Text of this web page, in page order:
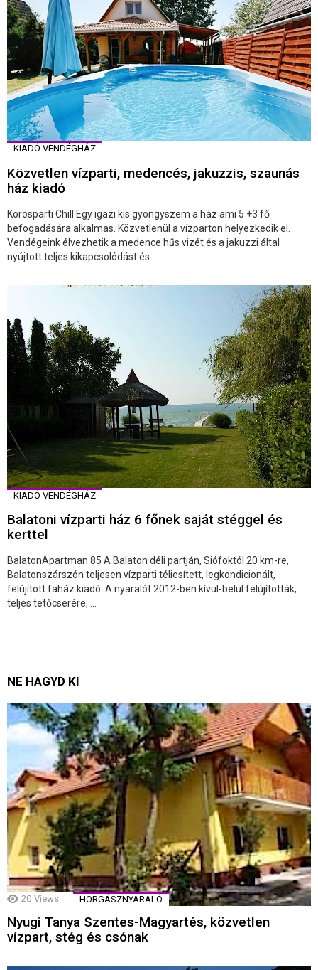
KIADÓ VENDÉGHÁZ
Közvetlen vízparti, medencés, jakuzzis, szaunás
ház kiadó
Körösparti Chill Egy igazi kis gyöngyszem a ház ami 5 +3 fő
befogadására alkalmas. Közvetlenül a vízparton helyezkedik el.
Vendégeink élvezhetik a medence hűs vizét és a jakuzzi által
nyújtott teljes kikapcsolódást és ...
KIADÓ VENDÉGHÁZ
Balatoni vízparti ház 6 főnek saját stéggel és
kerttel
BalatonApartman 85 A Balaton déli partján, Siófoktól 20 km-re,
Balatonszárszón teljesen vízparti téliesített, legkondicionált,
felújított faház kiadó. A nyaralót 2012-ben kívül-belül felújították,
teljes tetőcserére, ...
NE HAGYD KI
20 Views HORGÁSZNYARALÓ
Nyugi Tanya Szentes-Magyartés, közvetlen
vízpart, stég és csónak